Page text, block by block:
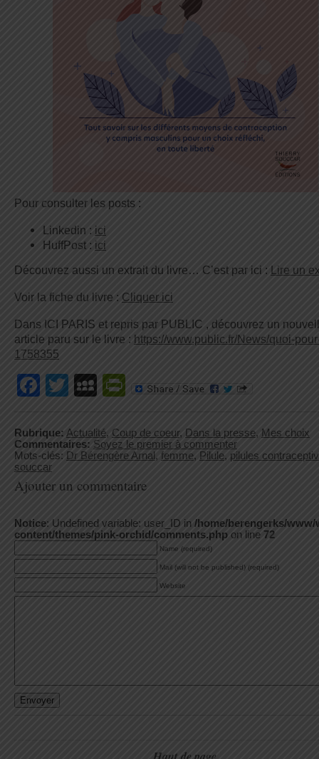
Pour consulter les posts :
Linkedin : ici
HuffPost : ici
Découvrez aussi un extrait du livre… C’est par ici : Lire un
Voir la fiche du livre : Cliquer ici
Dans ICI PARIS et repris par PUBLIC , découvrez un
article paru sur le livre : https://www.public.fr/News/quoi-
1758355
Facebook
TwitterMySpace
PrintFriendly
Rubrique: Actualité, Coup de coeur, Dans la presse, Mes choix
Commentaires: Soyez le premier à commenter
Mots-clés: Dr Bérengère Arnal, femme, Pilule, pilules
souccar
Ajouter un commentaire
Notice: Undefined variable: user_ID in /home/berengerks/www/
content/themes/pink-orchid/comments.php on line 72
Name (required)
Mail (will not be published) (required)
Website
Haut de page